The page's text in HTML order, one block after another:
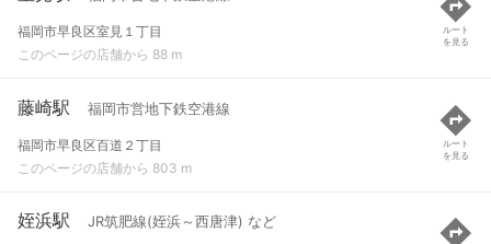
福岡市早良区室見１丁目
このページの店舗から 88 m
ルート
を見る
藤崎駅 福岡市営地下鉄空港線
福岡市早良区百道２丁目
このページの店舗から 803 m
ルート
を見る
姪浜駅 JR筑肥線(姪浜～西唐津) など